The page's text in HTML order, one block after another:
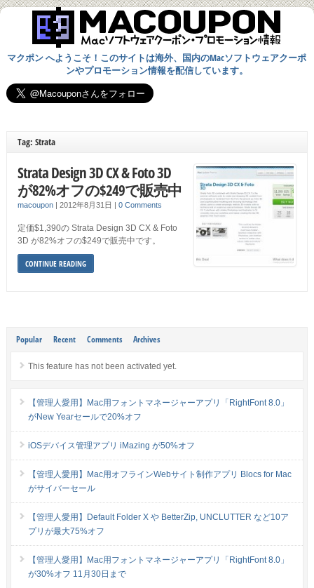
マクポン へようこそ！このサイトは海外、国内のMacソフトウェアクーポ
ンやプロモーション情報を配信しています。
Tag: Strata
Strata Design 3D CX & Foto 3D
が82%オフの$249で販売中
macoupon| 2012年8月31日 | 0 Comments
定価$1,390の Strata Design 3D CX & Foto
3D が82%オフの$249で販売中です。
CONTINUE READING
Popular Recent Comments Archives
This feature has not been activated yet.
【管理人愛用】Mac用フォントマネージャーアプリ「RightFont 8.0」
がNew Yearセールで20%オフ
iOSデバイス管理アプリ iMazing が50%オフ
【管理人愛用】Mac用オフラインWebサイト制作アプリ Blocs for Mac
がサイバーセール
【管理人愛用】Default Folder X や BetterZip, UNCLUTTER など10ア
プリが最大75%オフ
【管理人愛用】Mac用フォントマネージャーアプリ「RightFont 8.0」
が30%オフ 11月30日まで